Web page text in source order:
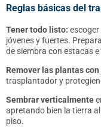
Reglas básicas del
Tener todo listo:
jóvenes y fuertes.
de siembra con estacas e
Remover las plantas
trasplantador y
Sembrar verticalmente
apretando bien la tierra
piso.